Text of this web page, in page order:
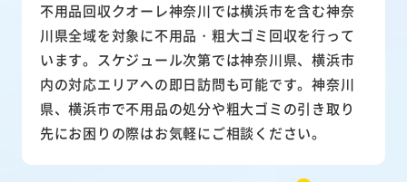
不用品回収クオーレ神奈川では横浜市を含む神奈
川県全域を対象に不用品・粗大ゴミ回収を行って
います。スケジュール次第では神奈川県、横浜市
内の対応エリアへの即日訪問も可能です。神奈川
県、横浜市で不用品の処分や粗大ゴミの引き取り
先にお困りの際はお気軽にご相談ください。